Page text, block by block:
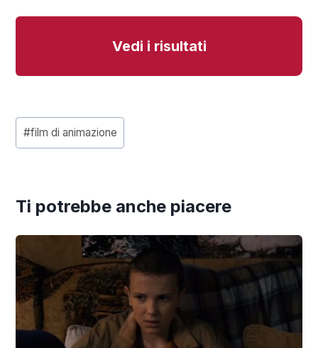
Vedi i risultati
P
o
t
T
a
g
#film di animazione
Ti potrebbe anche piacere